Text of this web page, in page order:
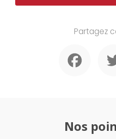
Partagez
Nos